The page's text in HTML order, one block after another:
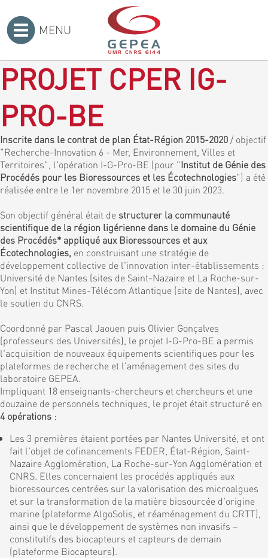
MENU
PROJET CPER IG-
PRO-BE
Inscrite dans le contrat de plan État-Région 2015-2020 / objectif
"Recherche-Innovation 6 - Mer, Environnement, Villes et
Territoires", l'opération I-G-Pro-BE (pour "Institut de Génie des
Procédés pour les Bioressources et les Écotechnologies") a été
réalisée entre le 1er novembre 2015 et le 30 juin 2023.
Son objectif général était de structurer la communauté
scientifique de la région ligérienne dans le domaine du Génie
des Procédés* appliqué aux Bioressources et aux
Écotechnologies, en construisant une stratégie de
développement collective de l'innovation inter-établissements :
Université de Nantes (sites de Saint-Nazaire et La Roche-sur-
Yon) et Institut Mines-Télécom Atlantique (site de Nantes), avec
le soutien du CNRS.
Coordonné par Pascal Jaouen puis Olivier Gonçalves
(professeurs des Universités), le projet I-G-Pro-BE a permis
l'acquisition de nouveaux équipements scientifiques pour les
plateformes de recherche et l'aménagement des sites du
laboratoire GEPEA.
Impliquant 18 enseignants-chercheurs et chercheurs et une
douzaine de personnels techniques, le projet était structuré en
4 opérations :
Les 3 premières étaient portées par Nantes Université, et ont
fait l'objet de cofinancements FEDER, État-Région, Saint-
Nazaire Agglomération, La Roche-sur-Yon Agglomération et
CNRS. Elles concernaient les procédés appliqués aux
bioressources centrées sur la valorisation des microalgues
et sur la transformation de la matière biosourcée d'origine
marine (plateforme AlgoSolis, et réaménagement du CRTT),
ainsi que le développement de systèmes non invasifs –
constitutifs des biocapteurs et capteurs de demain
(plateforme Biocapteurs).